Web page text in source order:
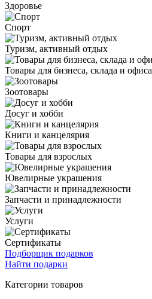
Здоровье
Спорт
Туризм, активный отдых
Товары для бизнеса, склада и офиса
Зоотовары
Досуг и хобби
Книги и канцелярия
Товары для взрослых
Ювелирные украшения
Запчасти и принадлежности
Услуги
Сертификаты
Подборщик подарков
Найти подарки
Категории товаров